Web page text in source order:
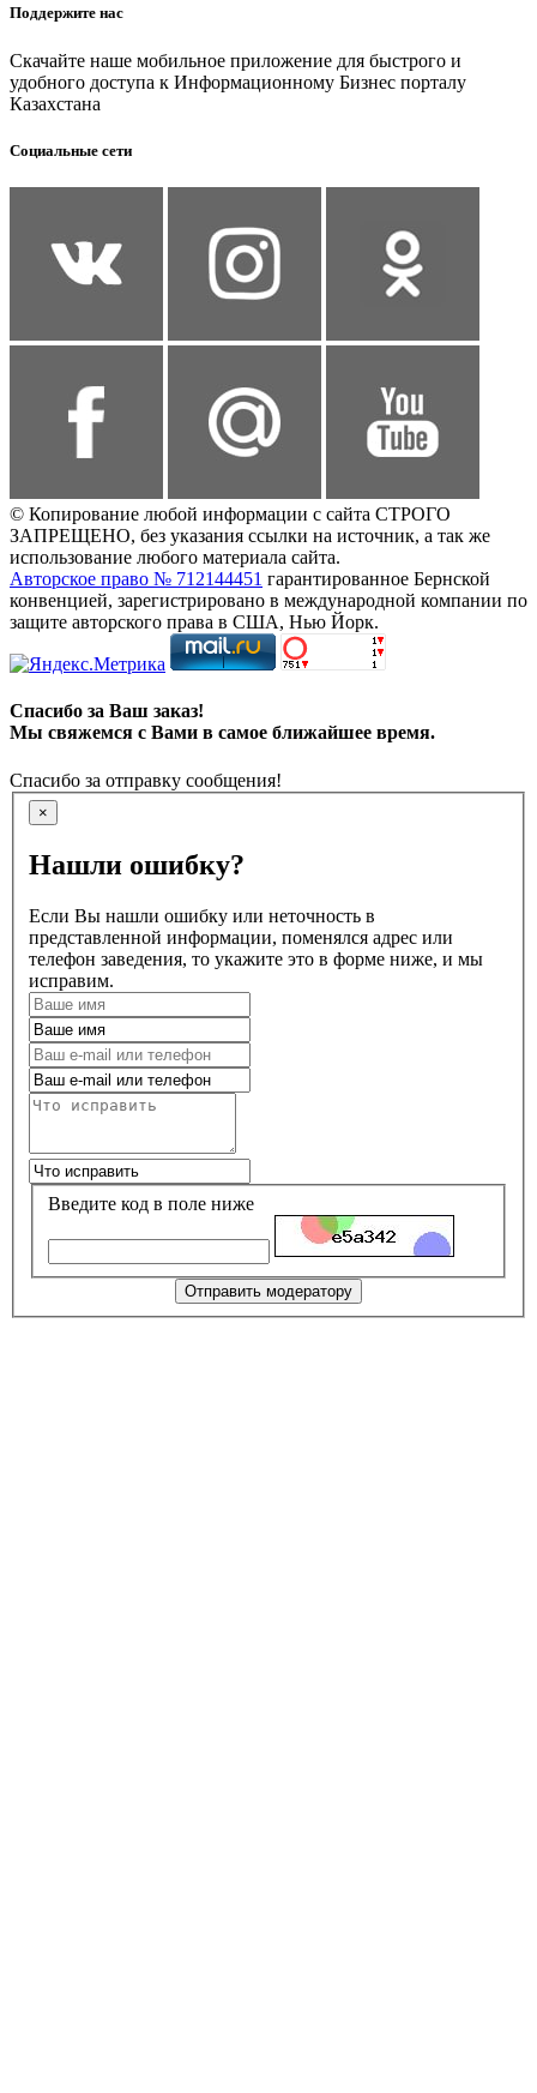
Поддержите нас
Скачайте наше мобильное приложение для быстрого и
удобного доступа к Информационному Бизнес порталу
Казахстана
Социальные сети
© Копирование любой информации с сайта СТРОГО
ЗАПРЕЩЕНО, без указания ссылки на источник, а так же
использование любого материала сайта.
Авторское право № 712144451 гарантированное Бернской
конвенцией, зарегистрировано в международной компании по
защите авторского права в США, Нью Йорк.
Спасибо за Ваш заказ!
Мы свяжемся с Вами в самое ближайшее время.
Спасибо за отправку сообщения!
×
Нашли ошибку?
Если Вы нашли ошибку или неточность в
представленной информации, поменялся адрес или
телефон заведения, то укажите это в форме ниже, и мы
исправим.
Введите код в поле ниже
Отправить модератору